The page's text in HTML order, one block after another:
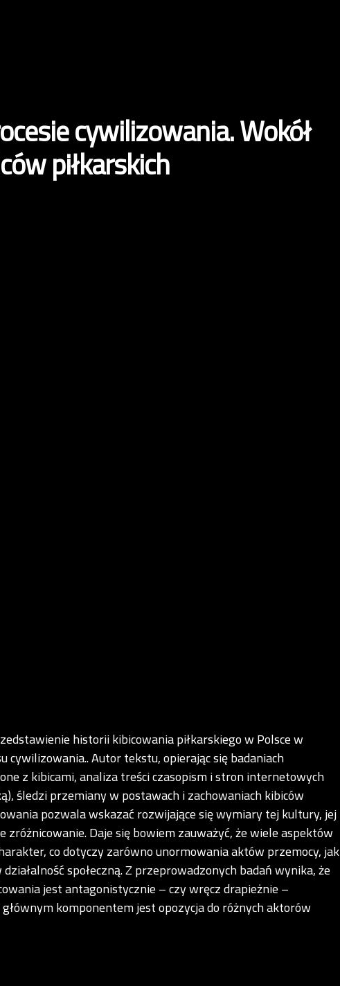
cywilizowania. Wokół
piłkarskich
historii kibicowania piłkarskiego w Polsce w
cywilizowania.. Autor tekstu, opierając się badaniach
z kibicami, analiza treści czasopism i stron internetowych
śledzi przemiany w postawach i zachowaniach kibiców
pozwala wskazać rozwijające się wymiary tej kultury, jej
zróżnicowanie. Daje się bowiem zauważyć, że wiele aspektów
co dotyczy zarówno unormowania aktów przemocy, jak
społeczną. Z przeprowadzonych badań wynika, że
jest antagonistycznie – czy wręcz drapieżnie –
komponentem jest opozycja do różnych aktorów